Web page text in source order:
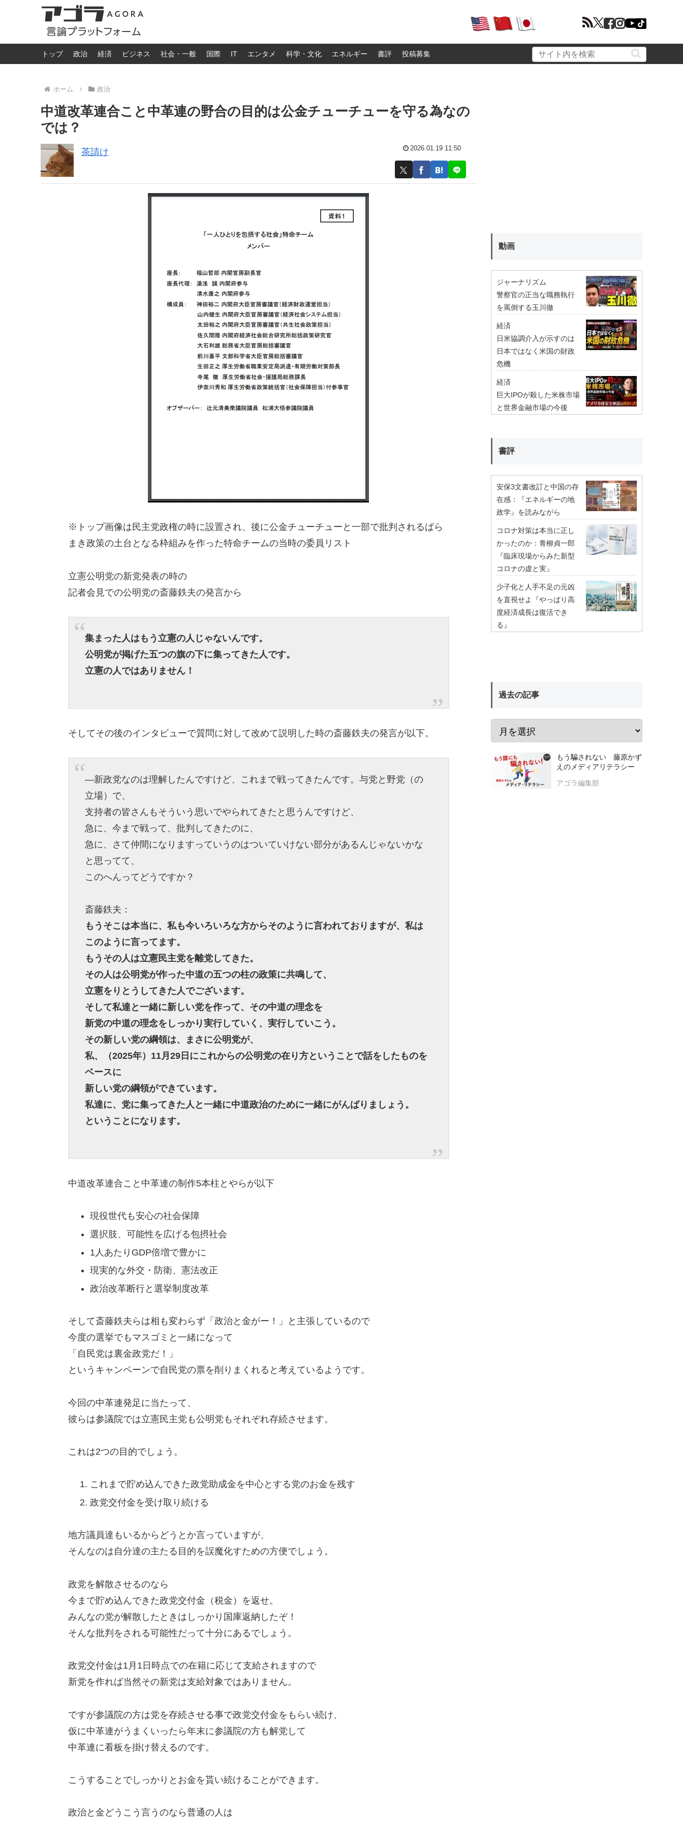
トップ 政治 経済 ビジネス 社会・一般 国際 IT エンタメ 科学・文化 エネルギー 書評 投稿募集
ホーム 政治
中道改革連合こと中革連の野合の目的は公金チューチューを守る為なの
では？
茶請け 2026.01.19 11:50
※トップ画像は民主党政権の時に設置され、後に公金チューチューと一部で批判されるばら
まき政策の土台となる枠組みを作った特命チームの当時の委員リスト
立憲公明党の新党発表の時の
記者会見での公明党の斎藤鉄夫の発言から
集まった人はもう立憲の人じゃないんです。
公明党が掲げた五つの旗の下に集ってきた人です。
立憲の人ではありません！
そしてその後のインタビューで質問に対して改めて説明した時の斎藤鉄夫の発言が以下。
―新政党なのは理解したんですけど、これまで戦ってきたんです。与党と野党（の
立場）で、
支持者の皆さんもそういう思いでやられてきたと思うんですけど、
急に、今まで戦って、批判してきたのに、
急に、さて仲間になりますっていうのはついていけない部分があるんじゃないかな
と思ってて、
このへんってどうですか？
斎藤鉄夫：
もうそこは本当に、私も今いろいろな方からそのように言われておりますが、私は
このように言ってます。
もうその人は立憲民主党を離党してきた。
その人は公明党が作った中道の五つの柱の政策に共鳴して、
立憲をりとうしてきた人でございます。
そして私達と一緒に新しい党を作って、その中道の理念を
新党の中道の理念をしっかり実行していく、実行していこう。
その新しい党の綱領は、まさに公明党が、
私、（2025年）11月29日にこれからの公明党の在り方ということで話をしたものを
ベースに
新しい党の綱領ができています。
私達に、党に集ってきた人と一緒に中道政治のために一緒にがんばりましょう。
ということになります。
中道改革連合こと中革連の制作5本柱とやらが以下
現役世代も安心の社会保障
選択肢、可能性を広げる包摂社会
1人あたりGDP倍増で豊かに
現実的な外交・防衛、憲法改正
政治改革断行と選挙制度改革
そして斎藤鉄夫らは相も変わらず「政治と金がー！」と主張しているので
今度の選挙でもマスゴミと一緒になって
「自民党は裏金政党だ！」
というキャンペーンで自民党の票を削りまくれると考えているようです。
今回の中革連発足に当たって、
彼らは参議院では立憲民主党も公明党もそれぞれ存続させます。
これは2つの目的でしょう。
これまで貯め込んできた政党助成金を中心とする党のお金を残す
政党交付金を受け取り続ける
地方議員達もいるからどうとか言っていますが、
そんなのは自分達の主たる目的を誤魔化すための方便でしょう。
政党を解散させるのなら
今まで貯め込んできた政党交付金（税金）を返せ。
みんなの党が解散したときはしっかり国庫返納したぞ！
そんな批判をされる可能性だって十分にあるでしょう。
政党交付金は1月1日時点での在籍に応じて支給されますので
新党を作れば当然その新党は支給対象ではありません。
ですが参議院の方は党を存続させる事で政党交付金をもらい続け、
仮に中革連がうまくいったら年末に参議院の方も解党して
中革連に看板を掛け替えるのです。
こうすることでしっかりとお金を貰い続けることができます。
政治と金どうこう言うのなら普通の人は
動画
ジャーナリズム
警察官の正当な職務執行
を罵倒する玉川徹
経済
日米協調介入が示すのは
日本ではなく米国の財政
危機
経済
巨大IPOが殺した米株市場
と世界金融市場の今後
書評
安保3文書改訂と中国の存
在感：『エネルギーの地
政学』を読みながら
コロナ対策は本当に正し
かったのか：青柳貞一郎
『臨床現場からみた新型
コロナの虚と実』
少子化と人手不足の元凶
を直視せよ『やっぱり高
度経済成長は復活でき
る』
過去の記事
もう騙されない 藤原かず
えのメディアリテラシー
アゴラ編集部